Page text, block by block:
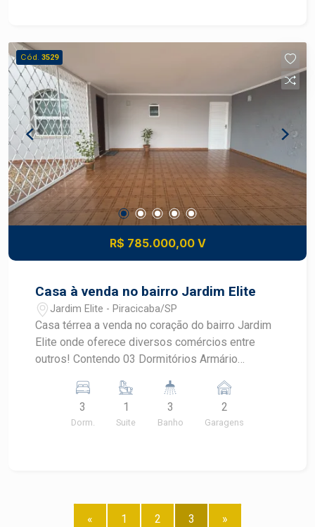
imobiliário de Piracicaba. Agende sua visita!
Cód. 3529
R$ 785.000,00 V
Casa à venda no bairro Jardim Elite
Jardim Elite - Piracicaba/SP
Casa térrea a venda no coração do bairro Jardim
Elite onde oferece diversos comércios entre
outros! Contendo 03 Dormitórios Armário
Banheiro Social Com Blindex e Gabinete Cozinha
Com Armários Quintal Lavanderia Coberta Quarto
De Despejo Banheiro. 02 Vagas. Estuda
3
Dorm.
1
Suite
3
Banho
2
Garagens
« 1 2 3 »